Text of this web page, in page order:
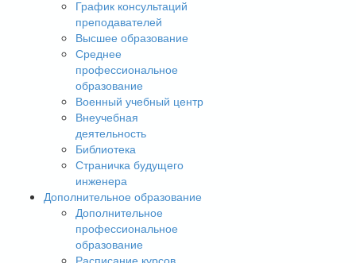
График консультаций
преподавателей
Высшее образование
Среднее
профессиональное
образование
Военный учебный центр
Внеучебная
деятельность
Библиотека
Страничка будущего
инженера
Дополнительное образование
Дополнительное
профессиональное
образование
Расписание курсов